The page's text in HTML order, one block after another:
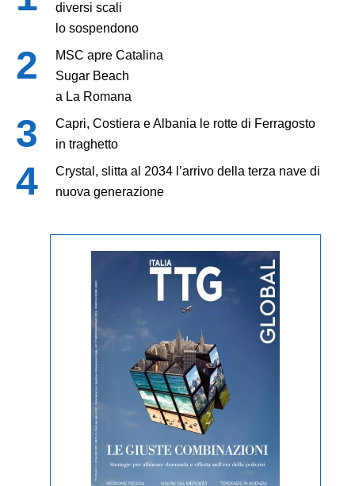
diversi scali
lo sospendono
MSC apre Catalina
Sugar Beach
a La Romana
Capri, Costiera e Albania le rotte di Ferragosto
in traghetto
Crystal, slitta al 2034 l’arrivo della terza nave di
nuova generazione